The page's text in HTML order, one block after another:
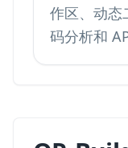
作区、动态
码分析和